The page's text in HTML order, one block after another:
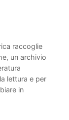
raccoglie
un archivio
lettura e per
in